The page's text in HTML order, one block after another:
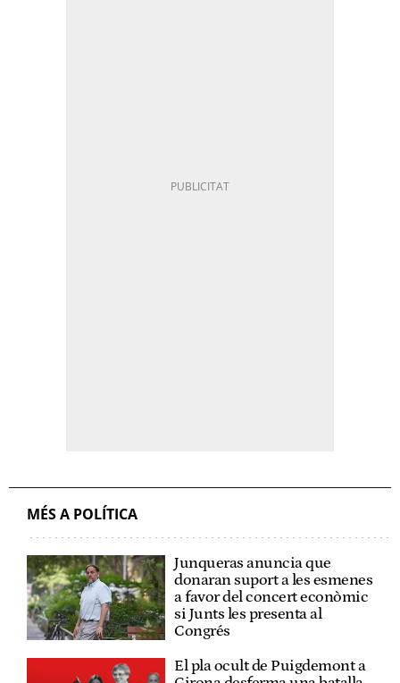
MÉS A POLÍTICA
Junqueras anuncia que
donaran suport a les esmenes
a favor del concert econòmic
si Junts les presenta al
Congrés
El pla ocult de Puigdemont a